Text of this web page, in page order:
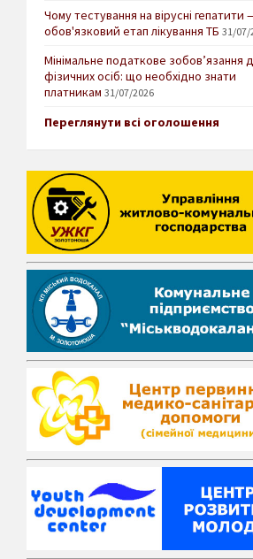
Чому тестування на вірусні гепатити
обов'язковий етап лікування ТБ 31/07/
Мінімальне податкове зобов’язання
фізичних осіб: що необхідно знати
платникам 31/07/2026
Переглянути всі оголошення